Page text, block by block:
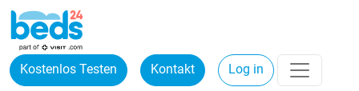
Kostenlos Testen Kontakt Log in